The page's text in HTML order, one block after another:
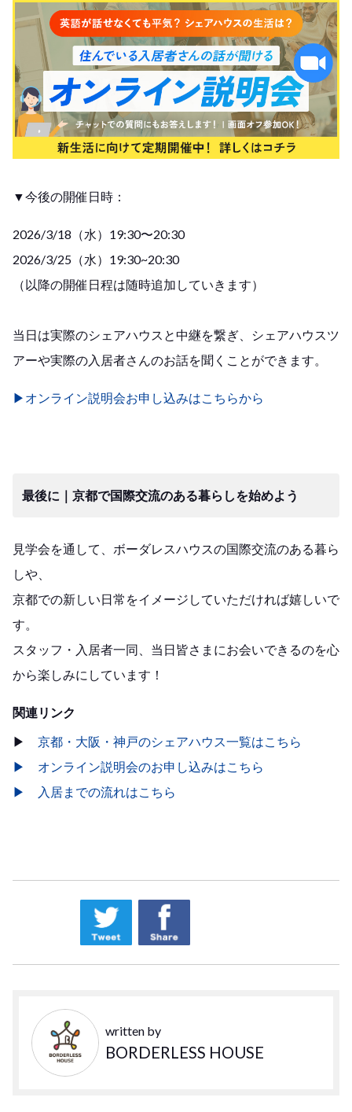
▼今後の開催日時：
2026/3/18（水）19:30〜20:30
2026/3/25（水）19:30~20:30
（以降の開催日程は随時追加していきます）
当日は実際のシェアハウスと中継を繋ぎ、シェアハウスツ
アーや実際の入居者さんのお話を聞くことができます。
▶︎オンライン説明会お申し込みはこちらから
最後に｜京都で国際交流のある暮らしを始めよう
見学会を通して、ボーダレスハウスの国際交流のある暮ら
しや、
京都での新しい日常をイメージしていただければ嬉しいで
す。
スタッフ・入居者一同、当日皆さまにお会いできるのを心
から楽しみにしています！
関連リンク
▶ 京都・大阪・神戸のシェアハウス一覧はこちら
▶ オンライン説明会のお申し込みはこちら
▶ 入居までの流れはこちら
written by
BORDERLESS HOUSE